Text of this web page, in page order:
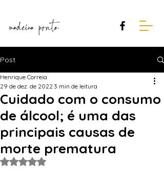
Post
Cuidado com o consumo
de álcool; é uma das
principais causas de
morte prematura
Henrique Correia
29 de dez. de 2022 3 min de leitura
Avaliado com NaN de 5 estrelas.